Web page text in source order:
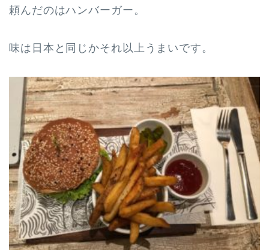
頼んだのはハンバーガー。
味は日本と同じかそれ以上うまいです。